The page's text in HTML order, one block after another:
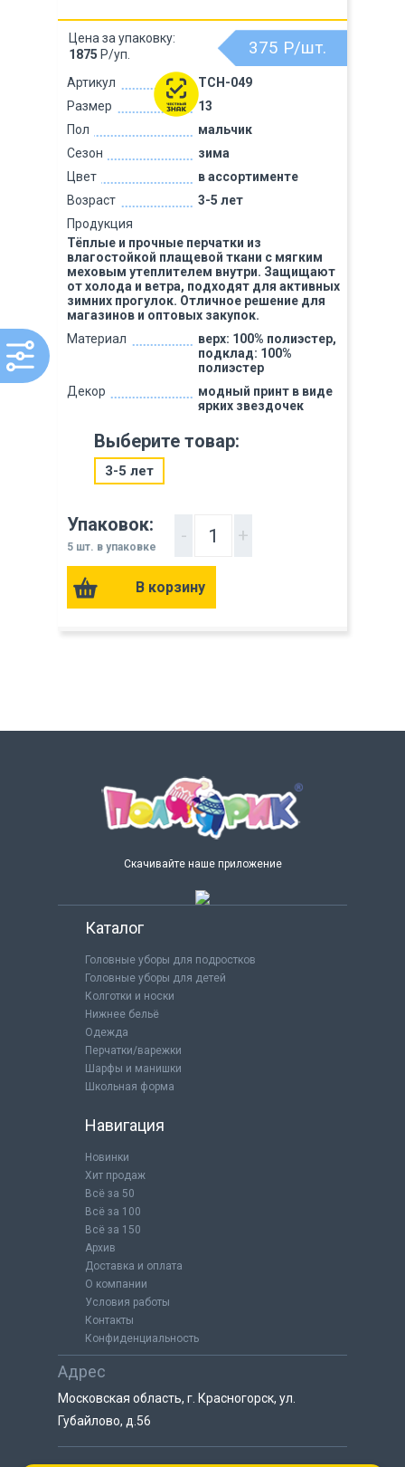
Артикул
TCH-049
Размер
13
Пол
мальчик
Сезон
зима
Цвет
в ассортименте
Возраст
3-5 лет
Продукция
Тёплые и прочные перчатки из
влагостойкой плащевой ткани с мягким
меховым утеплителем внутри. Защищают
от холода и ветра, подходят для активных
зимних прогулок. Отличное решение для
магазинов и оптовых закупок.
Материал
верх: 100% полиэстер,
подклад: 100%
полиэстер
Декор
модный принт в виде
ярких звездочек
375 Р/шт.
Цена за упаковку:
1875 Р/уп.
Выберите товар:
3-5 лет
Упаковок:
5 шт. в упаковке
- +
Скачивайте наше приложение
Каталог
Головные уборы для подростков
Головные уборы для детей
Колготки и носки
Нижнее бельё
Одежда
Перчатки/варежки
Шарфы и манишки
Школьная форма
Навигация
Новинки
Хит продаж
Всё за 50
Всё за 100
Всё за 150
Архив
Доставка и оплата
О компании
Условия работы
Контакты
Конфиденциальность
Адрес
Московская область, г. Красногорск, ул.
Губайлово, д.56